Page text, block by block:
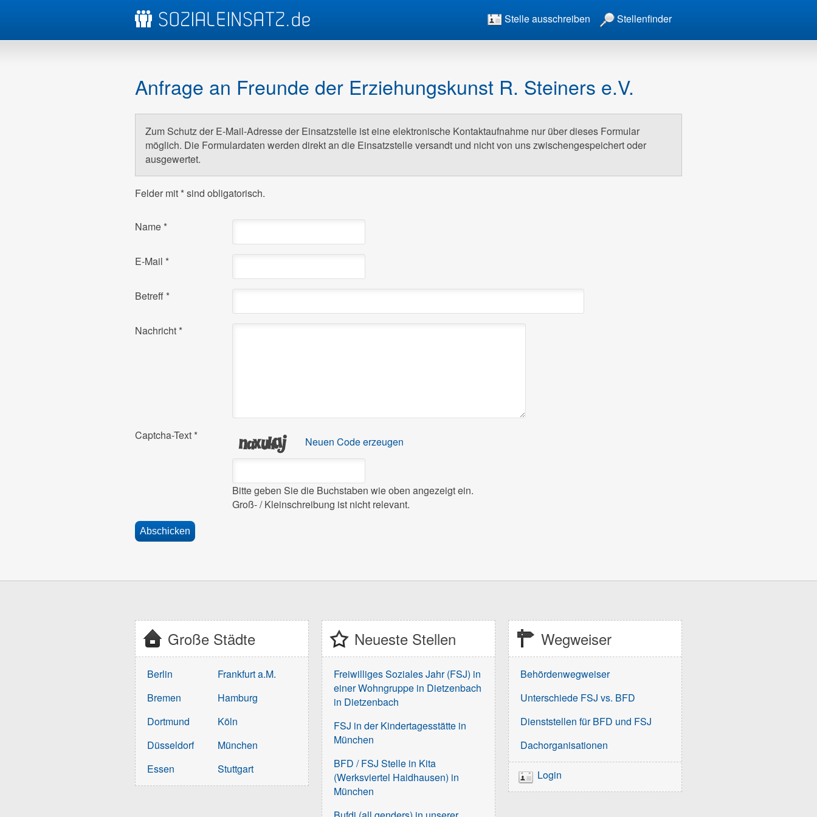
Stelle ausschreiben Stellenfinder
Anfrage an Freunde der Erziehungskunst R. Steiners e.V.
Zum Schutz der E-Mail-Adresse der Einsatzstelle ist eine elektronische Kontaktaufnahme nur über dieses Formular
möglich. Die Formulardaten werden direkt an die Einsatzstelle versandt und nicht von uns zwischengespeichert oder
ausgewertet.
Felder mit *sind obligatorisch.
Name *
E-Mail *
Betreff *
Nachricht *
Captcha-Text * Neuen Code erzeugen
Bitte geben Sie die Buchstaben wie oben angezeigt ein.
Groß- / Kleinschreibung ist nicht relevant.
Große Städte
Berlin
Bremen
Dortmund
Düsseldorf
Essen
Frankfurt a.M.
Hamburg
Köln
München
Stuttgart
Neueste Stellen
Freiwilliges Soziales Jahr (FSJ) in
einer Wohngruppe in Dietzenbach
in Dietzenbach
FSJ in der Kindertagesstätte in
München
BFD / FSJ Stelle in Kita
(Werksviertel Haidhausen) in
München
Wegweiser
Behördenwegweiser
Unterschiede FSJ vs. BFD
Dienststellen für BFD und FSJ
Dachorganisationen
Login